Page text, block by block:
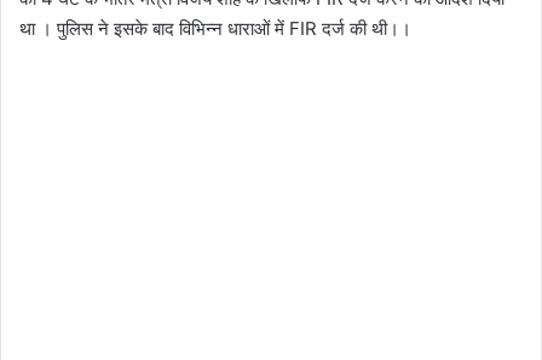
था । पुलिस ने इसके बाद विभिन्न धाराओं में FIR दर्ज की थी।।